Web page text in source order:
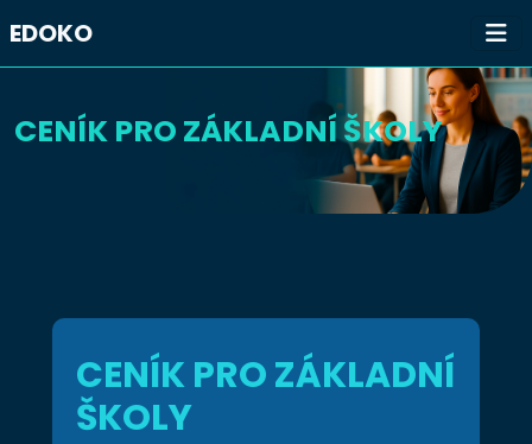
CENÍK PRO ZÁKLADNÍ ŠKOLY
EDOKO
CENÍK PRO ZÁKLADNÍ
ŠKOLY